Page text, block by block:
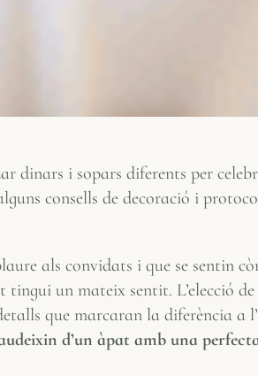
dinars i sopars diferents per
consells de decoració i
als convidats i que se sentin
un mateix sentit. L’elecció de
que marcaran la diferència a
d’un àpat amb una